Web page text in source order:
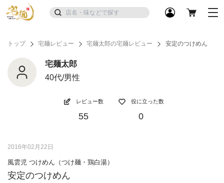
トップ 宅麺レビュー 宅麺太郎の宅麺レビュー 安定のつけめん
宅麺太郎
40代/男性
レビュー数
55
役に立った数
0
2016年02月22日
風雲児 つけめん（つけ麺・鶏白湯）
安定のつけめん